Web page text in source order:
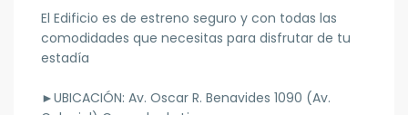
El Edificio es de estreno seguro y con todas las
comodidades que necesitas para disfrutar de tu
estadía
►UBICACIÓN: Av. Oscar R. Benavides 1090 (Av.